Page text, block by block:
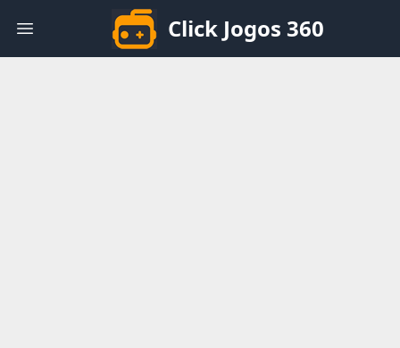
Open main menu Click Jogos 360